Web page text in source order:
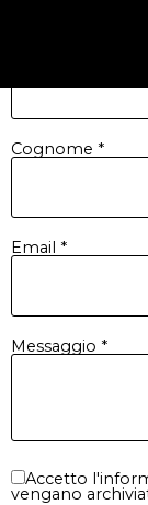
Cognome *
Email *
Messaggio *
Accetto
vengano